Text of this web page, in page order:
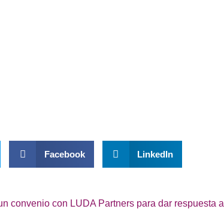
Facebook LinkedIn
convenio con LUDA Partners para dar respuesta al